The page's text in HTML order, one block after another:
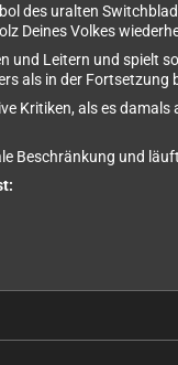
des uralten
Deines Volkes
und Leitern und spielt
als in der
Kritiken, als es
Beschränkung und